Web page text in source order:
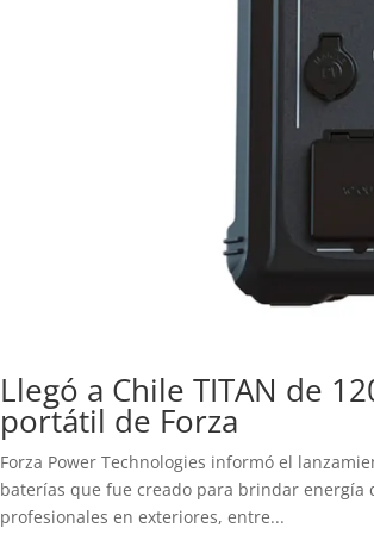
Llegó a Chile TITAN de
portátil de Forza
Forza Power Technologies informó el
baterías que fue creado para brindar energía
profesionales en exteriores, entre...